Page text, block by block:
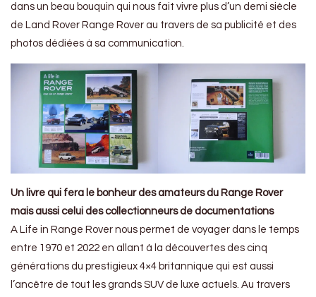
dans un beau bouquin qui nous fait vivre plus d’un demi siècle
de Land Rover Range Rover au travers de sa publicité et des
photos dédiées à sa communication.
Un livre qui fera le bonheur des amateurs du Range Rover
mais aussi celui des collectionneurs de documentations
A Life in Range Rover nous permet de voyager dans le temps
entre 1970 et 2022 en allant à la découvertes des cinq
générations du prestigieux 4×4 britannique qui est aussi
l’ancêtre de tout les grands SUV de luxe actuels. Au travers